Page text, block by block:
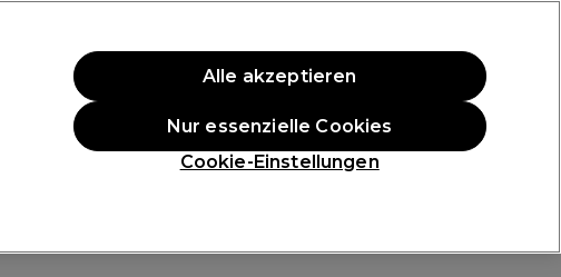
Anmelden
Produkte Die Professional Preise Vegane Produkte
Gratis Lieferung ab 40 €
Cookie-Einstellungen
Nur essenzielle Cookies
Alle akzeptieren